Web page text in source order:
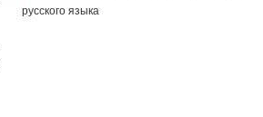
русского языка